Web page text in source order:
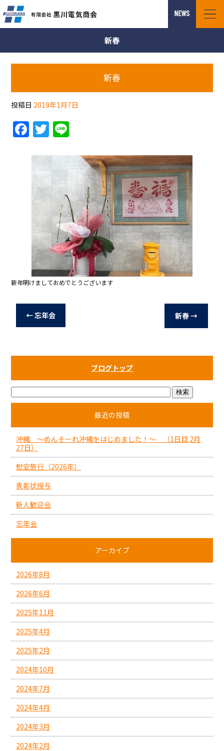
新春
新春
投稿日 2019年1月7日
F
a
c
b
o
k
T
w
itt
er
e
新年明けましておめでとうございます
←忘年会 新春→
ブログトップ
最近の投稿
沖縄 ～めんそーれ沖縄をはじめました！～ （1日目 2月
27日）
慰安旅行（2026年）
表彰状授与
新人歓迎会
忘年会
アーカイブ
2026年8月
2026年6月
2025年11月
2025年4月
2025年2月
2024年10月
2024年7月
2024年4月
2024年3月
2024年2月